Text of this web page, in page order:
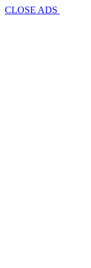
CLOSE ADS